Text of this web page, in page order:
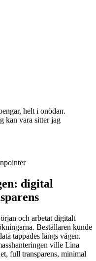
helt i onödan.
kan vara sitter jag
digital
och arbetat digitalt
Beställaren kunde
tappades längs vägen.
ville Lina
full transparens, minimal